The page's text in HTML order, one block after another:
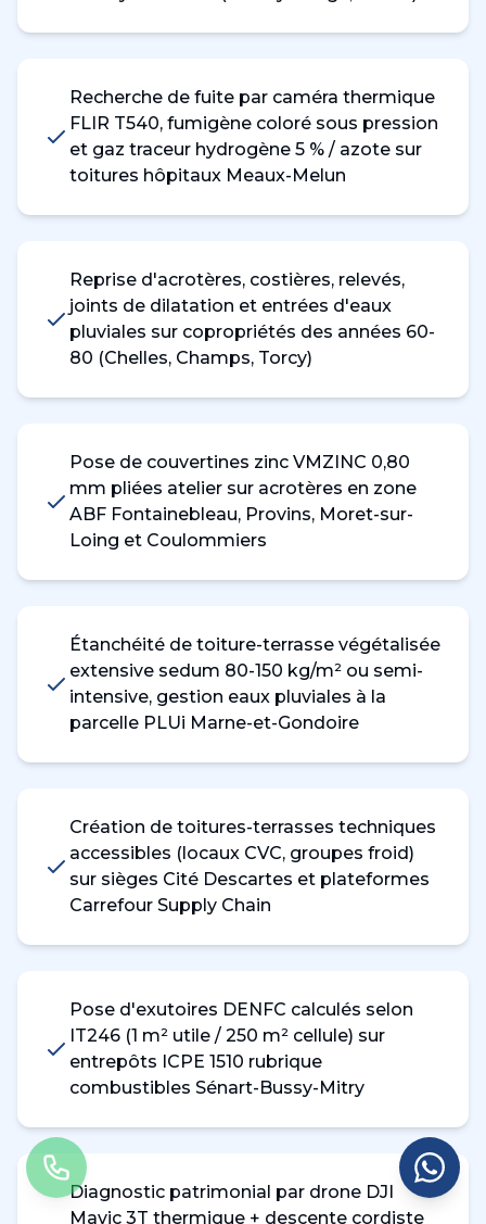
Recherche de fuite par caméra thermique
FLIR T540, fumigène coloré sous pression
et gaz traceur hydrogène 5 % / azote sur
toitures hôpitaux Meaux-Melun
Reprise d'acrotères, costières, relevés,
joints de dilatation et entrées d'eaux
pluviales sur copropriétés des années 60-
80 (Chelles, Champs, Torcy)
Pose de couvertines zinc VMZINC 0,80
mm pliées atelier sur acrotères en zone
ABF Fontainebleau, Provins, Moret-sur-
Loing et Coulommiers
Étanchéité de toiture-terrasse végétalisée
extensive sedum 80-150 kg/m² ou semi-
intensive, gestion eaux pluviales à la
parcelle PLUi Marne-et-Gondoire
Création de toitures-terrasses techniques
accessibles (locaux CVC, groupes froid)
sur sièges Cité Descartes et plateformes
Carrefour Supply Chain
Pose d'exutoires DENFC calculés selon
IT246 (1 m² utile / 250 m² cellule) sur
entrepôts ICPE 1510 rubrique
combustibles Sénart-Bussy-Mitry
Diagnostic patrimonial par drone DJI
Mavic 3T thermique + descente cordiste